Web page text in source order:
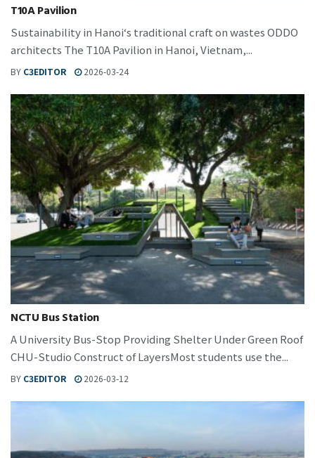
T10A Pavilion
Sustainability in Hanoi‘s traditional craft on wastes ODDO
architects The T10A Pavilion in Hanoi, Vietnam,...
BY C3EDITOR 2026-03-24
NCTU Bus Station
A University Bus-Stop Providing Shelter Under Green Roof
CHU-Studio Construct of LayersMost students use the...
BY C3EDITOR 2026-03-12